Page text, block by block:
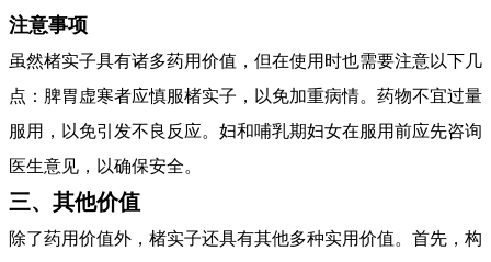
注意事项
虽然楮实子具有诸多药用价值，但在使用时也需要注意以下几
点：脾胃虚寒者应慎服楮实子，以免加重病情。药物不宜过量
服用，以免引发不良反应。妇和哺乳期妇女在服用前应先咨询
医生意见，以确保安全。
三、其他价值
除了药用价值外，楮实子还具有其他多种实用价值。首先，构